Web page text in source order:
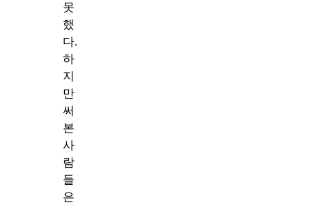
못
했
다.
하
지
만
써
본
사
람
들
은